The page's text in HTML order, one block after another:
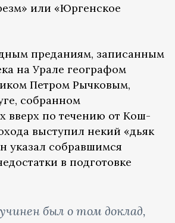
или «Юргенское
преданиям, записанным
на Урале географом
Петром Рычковым,
собранном
вверх по течению от Кош-
выступил некий «дьяк
указал собравшимся
в подготовке
учинен был о том доклад,